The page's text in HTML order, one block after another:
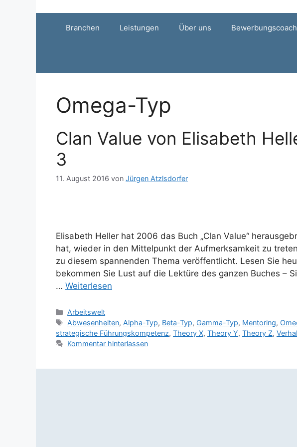
Branchen Leistungen Über uns
Omega-Typ
Clan Value von Elisabeth
3
11. August 2016 von Jürgen Atzlsdorfer
Elisabeth Heller hat 2006 das Buch „Clan Value“
hat, wieder in den Mittelpunkt der Aufmerksamkeit zu
zu diesem spannenden Thema veröffentlicht. Lesen Sie
bekommen Sie Lust auf die Lektüre des ganzen Buches –
… Weiterlesen
Kategorien
Arbeitswelt
Schlagwörter
Abwesenheiten, Alpha-Typ, Beta-Typ, Gamma-Typ, Mentoring,
strategische Führungskompetenz, Theory X, Theory Y, Theory Z,
Kommentar hinterlassen